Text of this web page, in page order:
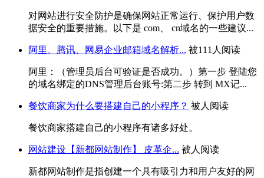
对网站进行安全防护是确保网站正常运行、保护用户数
据安全的重要措施。以下是 com、 cn域名的一些建议...
阿里、腾讯、网易企业邮箱域名解析... 被111人阅读
阿里：（管理员后台可验证是否成功。）第一步 登陆您
的域名绑定的DNS管理后台账号:第二步 转到 MX记...
餐饮商家为什么要搭建自己的小程序？ 被人阅读
餐饮商家搭建自己的小程序有诸多好处。
网站建设【新都网站制作】 皮革企... 被人阅读
新都网站制作是指创建一个具有吸引力和用户友好的网